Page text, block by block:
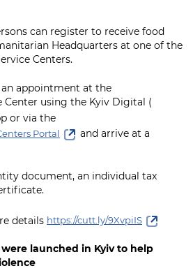
can register to receive food
Headquarters at one of the
Centers.
an appointment at the
using the Kyiv Digital (
or via the
Portal
and arrive at a
document, an individual tax
details https://cutt.ly/9XvpiIS
launched in Kyiv to help